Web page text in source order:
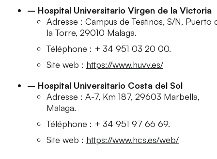
– Hospital Universitario Virgen de la Victoria
Adresse : Campus de Teatinos, S/N, Puerto
la Torre, 29010 Malaga.
Téléphone : + 34 951 03 20 00.
Site web : https://www.huvv.es/
– Hospital Universitario Costa del Sol
Adresse : A-7, Km 187, 29603 Marbella,
Malaga.
Téléphone : + 34 951 97 66 69.
Site web : https://www.hcs.es/web/